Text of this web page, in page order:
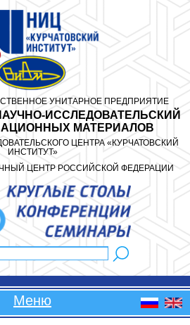
УНИТАРНОЕ ПРЕДПРИЯТИЕ
ИССЛЕДОВАТЕЛЬСКИЙ
МАТЕРИАЛОВ
ЦЕНТРА «КУРЧАТОВСКИЙ
ИНСТИТУТ»
ЦЕНТР РОССИЙСКОЙ ФЕДЕРАЦИИ
Меню